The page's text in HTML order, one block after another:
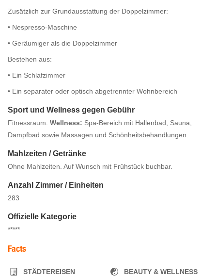
Zusätzlich zur Grundausstattung der Doppelzimmer:
• Nespresso-Maschine
• Geräumiger als die Doppelzimmer
Bestehen aus:
• Ein Schlafzimmer
• Ein separater oder optisch abgetrennter Wohnbereich
Sport und Wellness gegen Gebühr
Fitnessraum. Wellness: Spa-Bereich mit Hallenbad, Sauna,
Dampfbad sowie Massagen und Schönheitsbehandlungen.
Mahlzeiten / Getränke
Ohne Mahlzeiten. Auf Wunsch mit Frühstück buchbar.
Anzahl Zimmer / Einheiten
283
Offizielle Kategorie
*****
Facts
STÄDTEREISEN BEAUTY & WELLNESS